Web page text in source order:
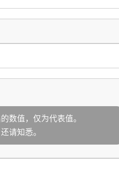
数值，仅为代表值。
请知悉。